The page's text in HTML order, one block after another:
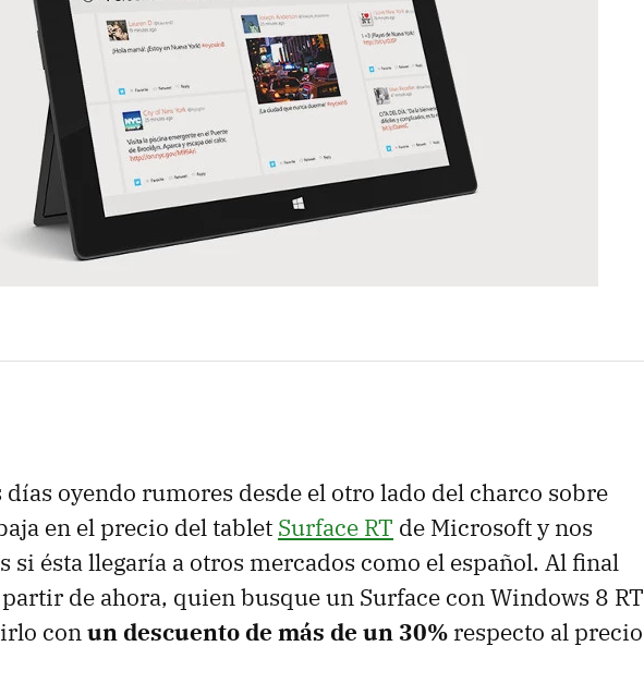
días oyendo rumores desde el otro lado del charco sobre
en el precio del tablet Surface RT de Microsoft y nos
si ésta llegaría a otros mercados como el español. Al final
de ahora, quien busque un Surface con Windows 8 RT
conun descuento de más de un 30% respecto al precio